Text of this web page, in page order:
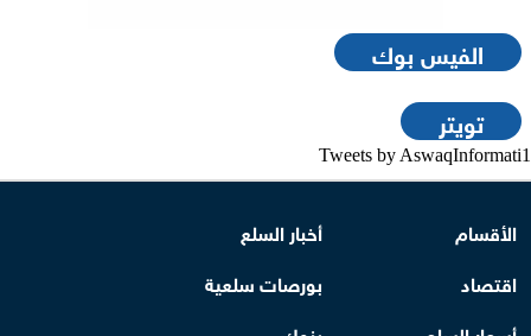
الفيس بوك
تويتر
Tweets by AswaqInformati1
الأقسام
أخبار السلع
اقتصاد
بورصات سلعية